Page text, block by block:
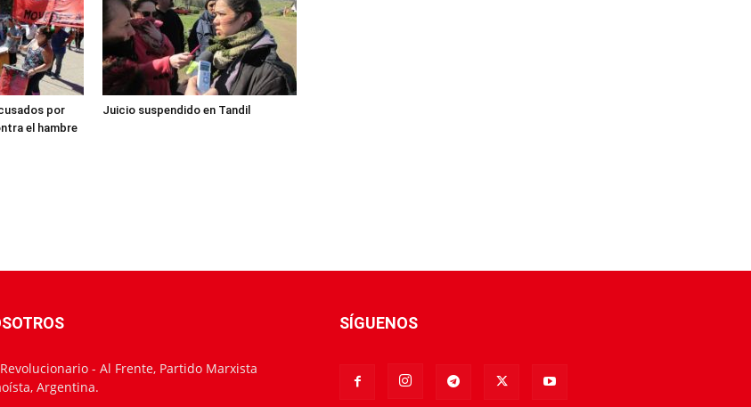
por
el hambre
Juicio suspendido en Tandil
- Al Frente, Partido Marxista
Argentina.
SÍGUENOS